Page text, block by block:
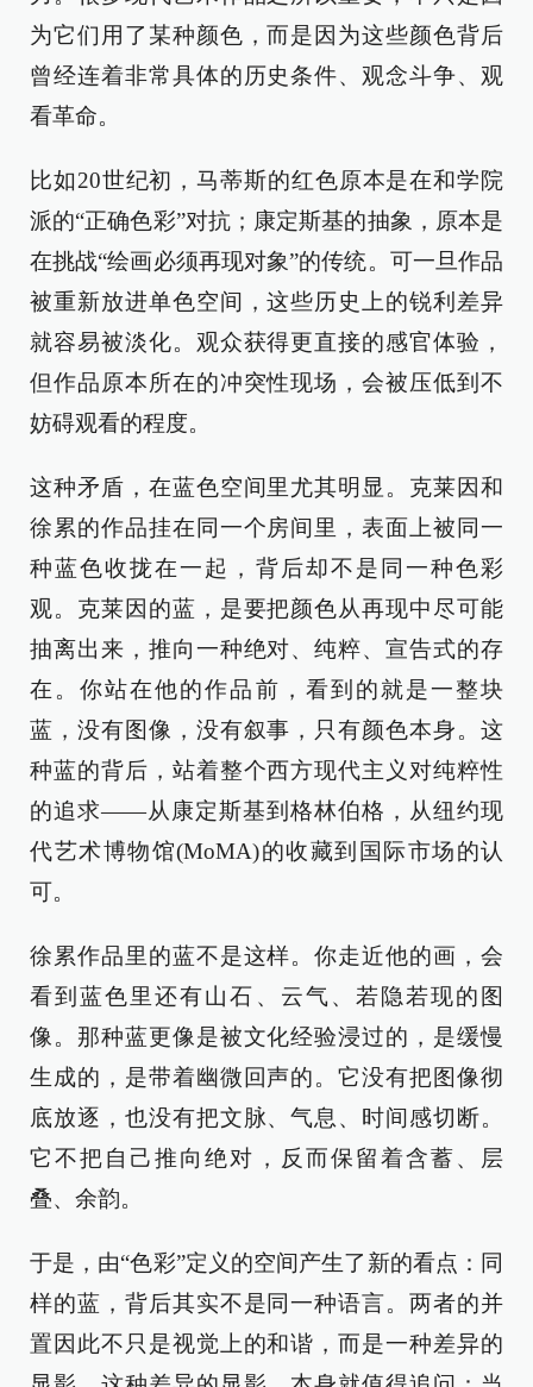
为它们用了某种颜色，而是因为这些颜色背后
曾经连着非常具体的历史条件、观念斗争、观
看革命。
比如20世纪初，马蒂斯的红色原本是在和学院
派的“正确色彩”对抗；康定斯基的抽象，原本是
在挑战“绘画必须再现对象”的传统。可一旦作品
被重新放进单色空间，这些历史上的锐利差异
就容易被淡化。观众获得更直接的感官体验，
但作品原本所在的冲突性现场，会被压低到不
妨碍观看的程度。
这种矛盾，在蓝色空间里尤其明显。克莱因和
徐累的作品挂在同一个房间里，表面上被同一
种蓝色收拢在一起，背后却不是同一种色彩
观。克莱因的蓝，是要把颜色从再现中尽可能
抽离出来，推向一种绝对、纯粹、宣告式的存
在。你站在他的作品前，看到的就是一整块
蓝，没有图像，没有叙事，只有颜色本身。这
种蓝的背后，站着整个西方现代主义对纯粹性
的追求——从康定斯基到格林伯格，从纽约现
代艺术博物馆(MoMA)的收藏到国际市场的认
可。
徐累作品里的蓝不是这样。你走近他的画，会
看到蓝色里还有山石、云气、若隐若现的图
像。那种蓝更像是被文化经验浸过的，是缓慢
生成的，是带着幽微回声的。它没有把图像彻
底放逐，也没有把文脉、气息、时间感切断。
它不把自己推向绝对，反而保留着含蓄、层
叠、余韵。
于是，由“色彩”定义的空间产生了新的看点：同
样的蓝，背后其实不是同一种语言。两者的并
置因此不只是视觉上的和谐，而是一种差异的